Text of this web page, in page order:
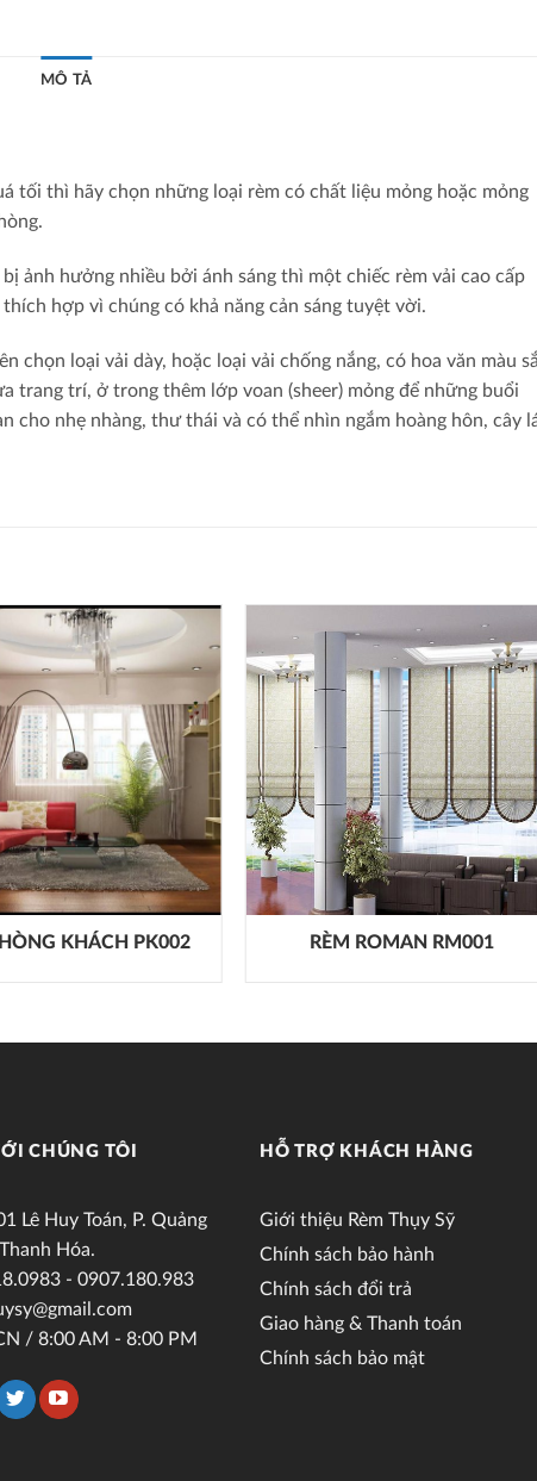
MÔ TẢ
tối thì hãy chọn những loại rèm có chất liệu mỏng hoặc mỏng
ảnh hưởng nhiều bởi ánh sáng thì một chiếc rèm vải cao cấp
hợp vì chúng có khả năng cản sáng tuyệt vời.
chọn loại vải dày, hoặc loại vải chống nắng, có hoa văn màu
trang trí, ở trong thêm lớp voan (sheer) mỏng để những buổi
cho nhẹ nhàng, thư thái và có thể nhìn ngắm hoàng hôn, cây
KHÁCH PK002 RÈM ROMAN RM001
CHÚNG TÔI
Lê Huy Toán, P. Quảng
Hóa.
- 0907.180.983
/ 8:00 AM - 8:00 PM
HỖ TRỢ KHÁCH HÀNG
Giới thiệu Rèm Thụy Sỹ
Chính sách bảo hành
Chính sách đổi trả
Giao hàng & Thanh toán
Chính sách bảo mật